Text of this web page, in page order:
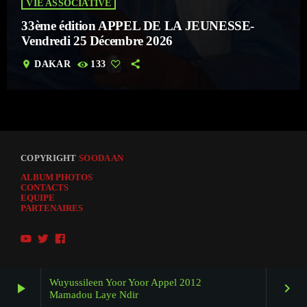
play_arrow
Wuyussileen Yoor Yoor Appel 2012
Mamadou Laye Ndir
keyboard_arrow_right
VIE ASSOCIATIVE
33ème édition APPEL DE LA JEUNESSE-
Vendredi 25 Décembre 2026
location_on DAKAR 133
COPYRIGHTSOODAAN
ALBUM PHOTOS
CONTACTS
EQUIPE
PARTENAIRES